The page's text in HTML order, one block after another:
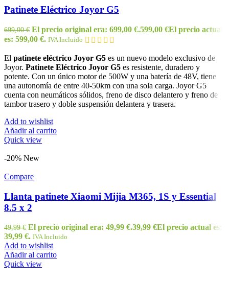
Patinete Eléctrico Joyor G5
699,00€ El precio original era: 699,00 €.599,00 €El precio actual
es: 599,00 €. IVA Incluido
El patinete eléctrico Joyor G5 es un nuevo modelo exclusivo de
Joyor. Patinete Eléctrico Joyor G5 es resistente, duradero y
potente. Con un único motor de 500W y una batería de 48V, tiene
una autonomía de entre 40-50km con una sola carga. Joyor G5
cuenta con neumáticos sólidos, freno de disco delantero y freno de
tambor trasero y doble suspensión delantera y trasera.
Add to wishlist
Añadir al carrito
Quick view
-20% New
Compare
Llanta patinete Xiaomi Mijia M365, 1S y Essential
8.5 x 2
49,99€ El precio original era: 49,99 €.39,99 €El precio actual es:
39,99 €. IVA Incluido
Add to wishlist
Añadir al carrito
Quick view